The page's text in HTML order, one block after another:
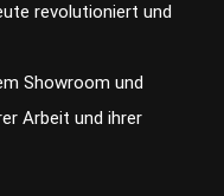
revolutioniert und
Showroom und
Arbeit und ihrer